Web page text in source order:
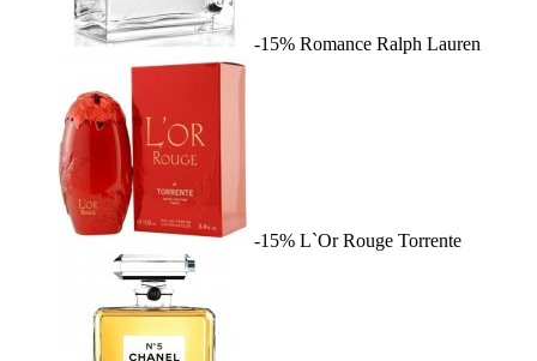
-15% Romance Ralph Lauren
-15% L`Or Rouge Torrente